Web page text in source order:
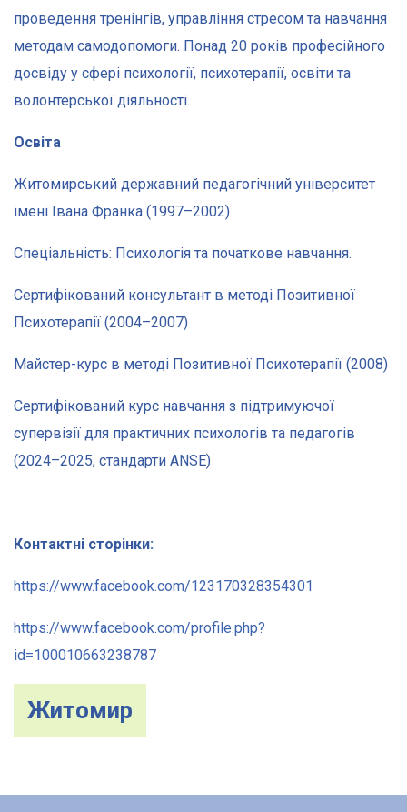
проведення тренінгів, управління стресом та навчання
методам самодопомоги. Понад 20 років професійного
досвіду у сфері психології, психотерапії, освіти та
волонтерської діяльності.
Освіта
Житомирський державний педагогічний університет
імені Івана Франка (1997–2002)
Спеціальність: Психологія та початкове навчання.
Сертифікований консультант в методі Позитивної
Психотерапії (2004–2007)
Майстер-курс в методі Позитивної Психотерапії (2008)
Сертифікований курс навчання з підтримуючої
супервізії для практичних психологів та педагогів
(2024–2025, стандарти ANSE)
Контактні сторінки:
https://www.facebook.com/123170328354301
https://www.facebook.com/profile.php?
id=100010663238787
Житомир